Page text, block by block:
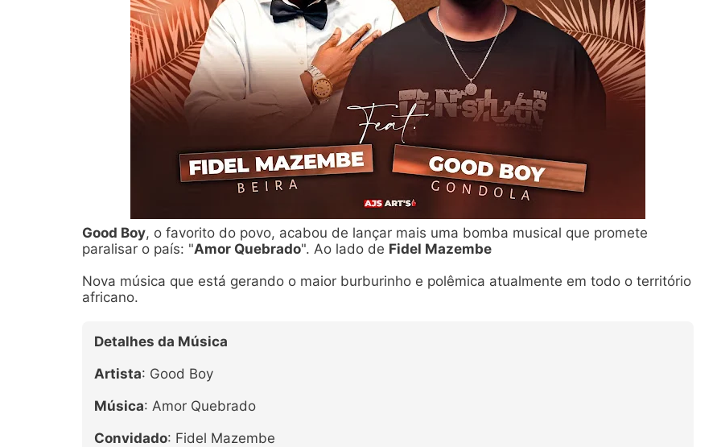
Good Boy, o favorito do povo, acabou de lançar mais uma bomba musical que promete
paralisar o país: "Amor Quebrado". Ao lado de Fidel Mazembe
Nova música que está gerando o maior burburinho e polêmica atualmente em todo o território
africano.
Detalhes da Música
Artista: Good Boy
Música: Amor Quebrado
Convidado: Fidel Mazembe